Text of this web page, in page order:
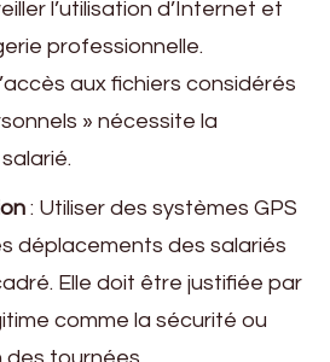
l’utilisation d’Internet et
professionnelle.
aux fichiers considérés
» nécessite la
: Utiliser des systèmes GPS
déplacements des salariés
Elle doit être justifiée par
comme la sécurité ou